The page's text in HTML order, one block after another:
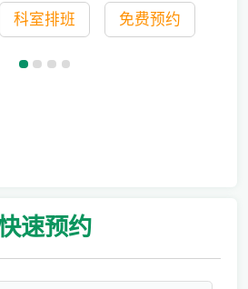
岗妇产医院儿童康复专科正式启航！
科室排班 免费预约
速预约